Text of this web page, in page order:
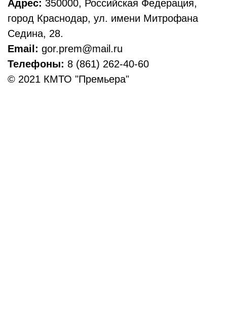
Адрес: 350000, Российская Федерация,
город Краснодар, ул. имени Митрофана
Седина, 28.
Email: gor.prem@mail.ru
Телефоны: 8 (861) 262-40-60
© 2021 КМТО "Премьера"